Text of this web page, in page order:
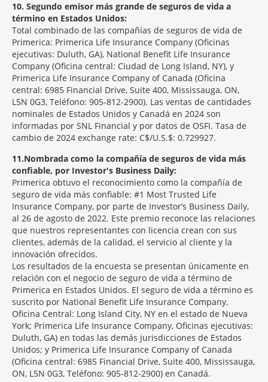
10 Segundo emisor más grande de seguros de vida a
término en Estados Unidos:
Total combinado de las compañías de seguros de vida de
Primerica: Primerica Life Insurance Company (Oficinas
ejecutivas: Duluth, GA), National Benefit Life Insurance
Company (Oficina central: Ciudad de Long Island, NY), y
Primerica Life Insurance Company of Canada (Oficina
central: 6985 Financial Drive, Suite 400, Mississauga, ON,
L5N 0G3, Teléfono: 905-812-2900). Las ventas de cantidades
nominales de Estados Unidos y Canadá en 2024 son
informadas por SNL Financial y por datos de OSFI. Tasa de
cambio de 2024 exchange rate: C$/U.S.$: 0.729927.
11 Nombrada como la compañía de seguros de vida más
confiable, por Investor's Business Daily:
Primerica obtuvo el reconocimiento como la compañía de
seguro de vida más confiable: #1 Most Trusted Life
Insurance Company, por parte de Investor’s Business Daily,
al 26 de agosto de 2022. Este premio reconoce las relaciones
que nuestros representantes con licencia crean con sus
clientes, además de la calidad, el servicio al cliente y la
innovación ofrecidos.
Los resultados de la encuesta se presentan únicamente en
relación con el negocio de seguro de vida a término de
Primerica en Estados Unidos. El seguro de vida a término es
suscrito por National Benefit Life Insurance Company,
Oficina Central: Long Island City, NY en el estado de Nueva
York; Primerica Life Insurance Company, Oficinas ejecutivas:
Duluth, GA) en todas las demás jurisdicciones de Estados
Unidos; y Primerica Life Insurance Company of Canada
(Oficina central: 6985 Financial Drive, Suite 400, Mississauga,
ON, L5N 0G3, Teléfono: 905-812-2900) en Canadá.